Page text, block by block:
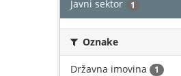
Javni sektor 1
Oznake
Državna imovina 1